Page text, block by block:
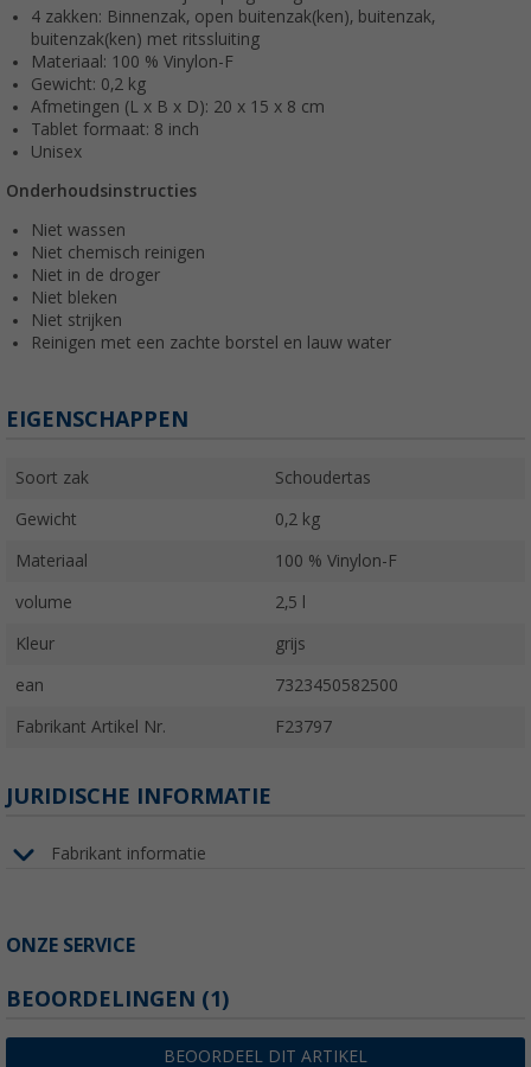
4 zakken: Binnenzak, open buitenzak(ken), buitenzak,
buitenzak(ken) met ritssluiting
Materiaal: 100 % Vinylon-F
Gewicht: 0,2 kg
Afmetingen (L x B x D): 20 x 15 x 8 cm
Tablet formaat: 8 inch
Unisex
Onderhoudsinstructies
Niet wassen
Niet chemisch reinigen
Niet in de droger
Niet bleken
Niet strijken
Reinigen met een zachte borstel en lauw water
EIGENSCHAPPEN
Soort zak Schoudertas
Gewicht 0,2 kg
Materiaal 100 % Vinylon-F
volume 2,5 l
Kleur grijs
ean 7323450582500
Fabrikant Artikel Nr. F23797
JURIDISCHE INFORMATIE
Fabrikant informatie
ONZE SERVICE
BEOORDELINGEN (1)
BEOORDEEL DIT ARTIKEL